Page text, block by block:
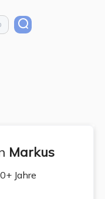
Markus
Jahre